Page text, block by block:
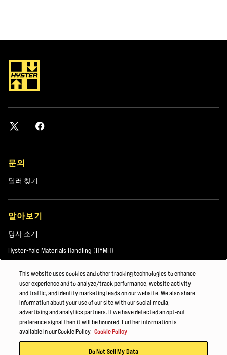
문의
딜러 찾기
알아보기
당사 소개
Hyster-Yale Materials Handling (HYMH)
채용
채용
© 2026 Hyster-Yale Materials Handling, Inc., all rights reserved.
This website uses cookies and other tracking technologies to enhance
user experience and to analyze/track performance, website activity
and traffic, and identify marketing leads on our website. We also share
information about your use of our site with our social media,
advertising and analytics partners. If we have detected an opt-out
preference signal then it will be honored. Further information is
available in our Cookie Policy. Cookie Policy
Do Not Sell My Data